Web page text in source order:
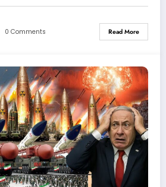
0 Comments Read More